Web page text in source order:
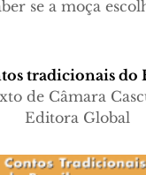
se a moça
tradicionais do
de Câmara
Editora Global